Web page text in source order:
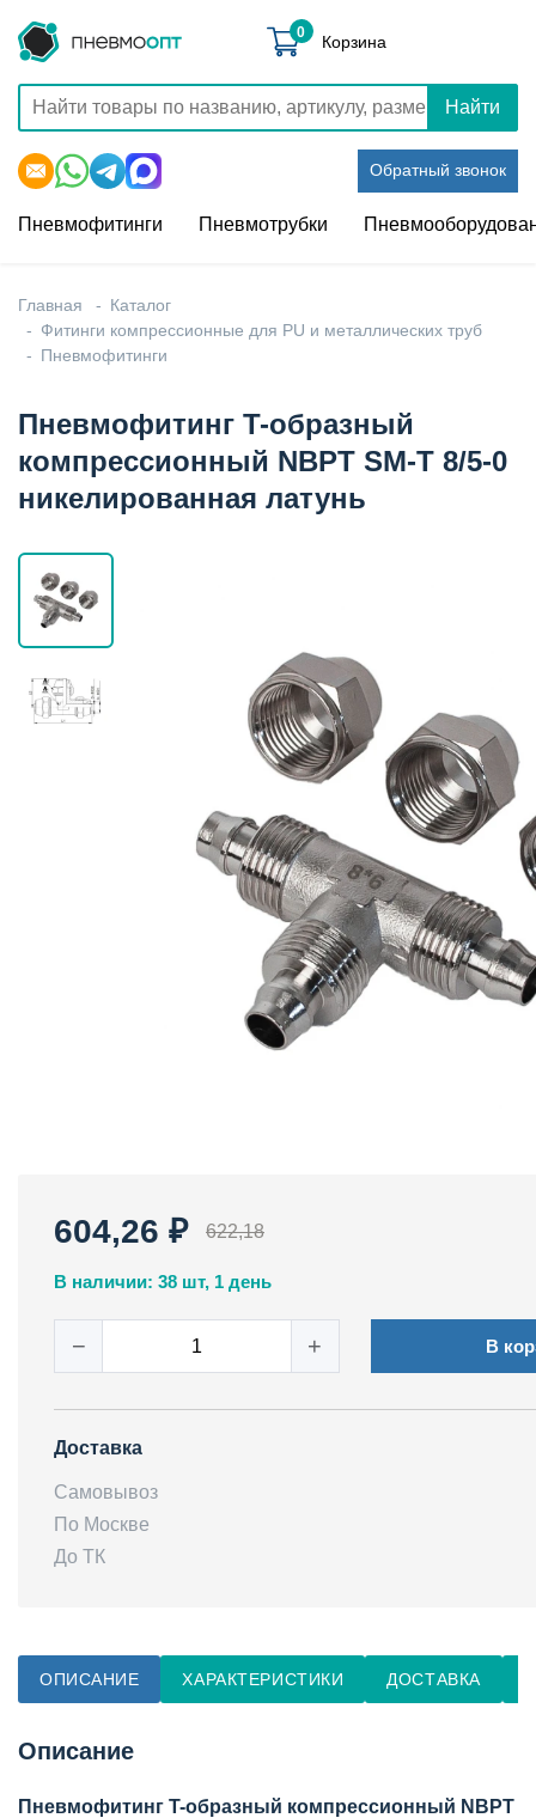
Найти
Обратный звонок
0 Корзина
Пневмофитинги Пневмотрубки
Главная
Каталог
Фитинги компрессионные для PU и металлических труб
Пневмофитинги
Пневмофитинг T-образный
компрессионный NBPT SM-T 8/5-0
никелированная латунь
604,26 ₽ 622,18
В наличии: 38 шт, 1 день
− + В
Доставка
Самовывоз
По Москве
До ТК
ОПИСАНИЕ ХАРАКТЕРИСТИКИ ДОСТАВКА
Описание
Пневмофитинг T-образный компрессионный NBPT